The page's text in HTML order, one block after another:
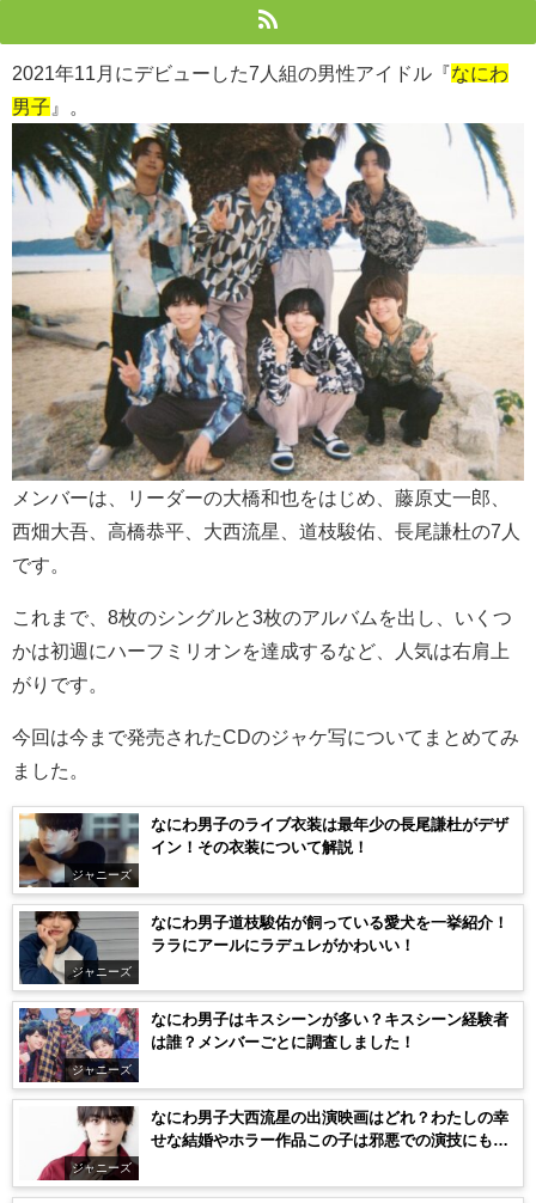
2021年11月にデビューした7人組の男性アイドル『なにわ
男子 』。
メンバーは、リーダーの大橋和也をはじめ、藤原丈一郎、
西畑大吾、高橋恭平、大西流星、道枝駿佑、長尾謙杜の7人
です。
これまで、8枚のシングルと3枚のアルバムを出し、いくつ
かは初週にハーフミリオンを達成するなど、人気は右肩上
がりです。
今回は今まで発売されたCDのジャケ写についてまとめてみ
ました。
ジャニーズ
なにわ男子のライブ衣装は最年少の長尾謙杜がデザ
イン！その衣装について解説！
ジャニーズ
なにわ男子道枝駿佑が飼っている愛犬を一挙紹介！
ララにアールにラデュレがかわいい！
ジャニーズ
なにわ男子はキスシーンが多い？キスシーン経験者
は誰？メンバーごとに調査しました！
ジャニーズ
なにわ男子大西流星の出演映画はどれ？わたしの幸
せな結婚やホラー作品この子は邪悪での演技にも注